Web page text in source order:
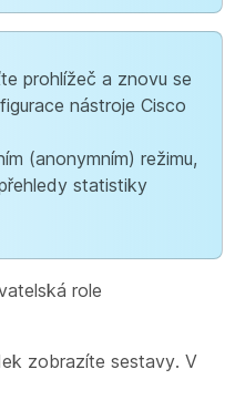
prohlížeč a znovu se
nástroje Cisco
(anonymním) režimu,
statistiky
role
zobrazíte sestavy. V